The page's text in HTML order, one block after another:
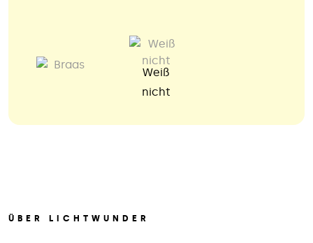
Weiß
nicht
ÜBER LICHTWUNDER